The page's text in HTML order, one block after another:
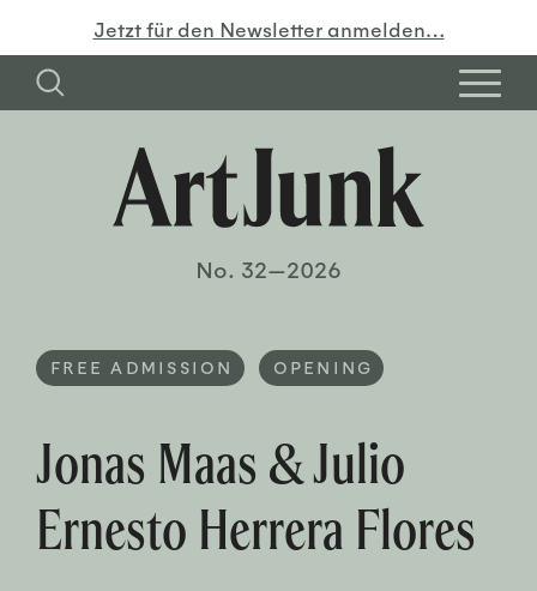
Jetzt für den Newsletter anmelden…
No. 32—2026
FREE ADMISSION OPENING
Jonas Maas & Julio
Ernesto Herrera Flores